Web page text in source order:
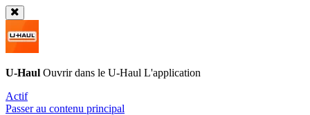
U-Haul Ouvrir dans le U-Haul L'application
Actif
Passer au contenu principal